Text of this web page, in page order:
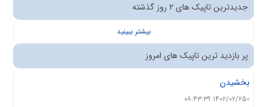
جدیدترین تاپیک های 2 روز گذشته
بیشتر ببینید
پر بازدید ترین تاپیک های امروز
بخشیدن
۱۴۰۲/۰۲/۲۵ ۰۸:۴۳:۳۹